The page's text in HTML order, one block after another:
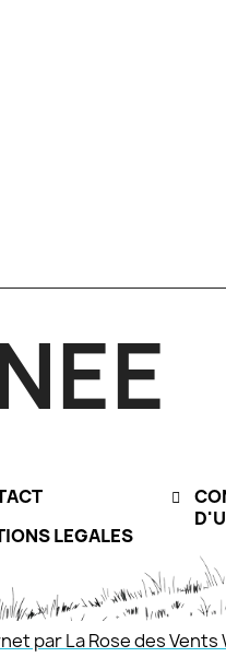
LEGALES
par La Rose des Vents